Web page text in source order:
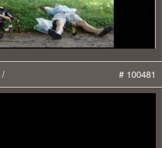
/ # 100481